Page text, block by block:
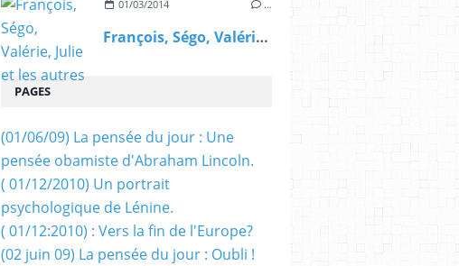
01/03/2014 …
François, Ségo, Valérie, Julie et les autres
PAGES
(01/06/09) La pensée du jour : Une
pensée obamiste d'Abraham Lincoln.
( 01/12/2010) Un portrait
psychologique de Lénine.
( 01/12:2010) : Vers la fin de l'Europe?
(02 juin 09) La pensée du jour : Oubli !